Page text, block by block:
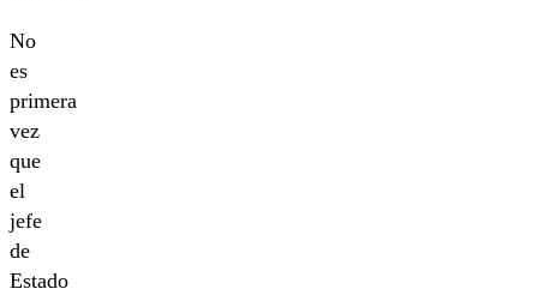
No
es
primera
vez
que
el
jefe
de
Estado